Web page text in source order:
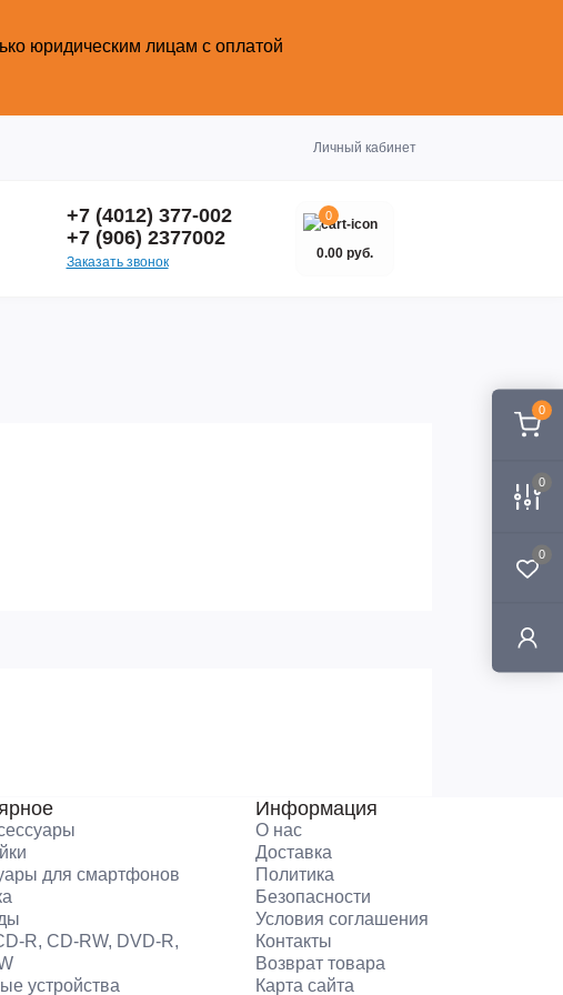
0
0
0
юридическим лицам с оплатой
Личный кабинет
+7 (4012) 377-002
+7 (906) 2377002
Заказать звонок
0
0.00 руб.
для смартфонов
R, CD-RW, DVD-R,
устройства
Информация
О нас
Доставка
Политика
Безопасности
Условия соглашения
Контакты
Возврат товара
Карта сайта